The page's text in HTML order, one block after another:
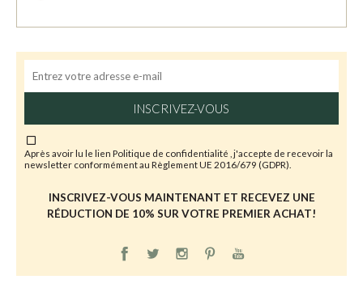
INSCRIVEZ-VOUS
Après avoir lu le lien Politique de confidentialité , j'accepte de recevoir la
newsletter conformément au Règlement UE 2016/679 (GDPR).
INSCRIVEZ-VOUS MAINTENANT ET RECEVEZ UNE
RÉDUCTION DE 10% SUR VOTRE PREMIER ACHAT!